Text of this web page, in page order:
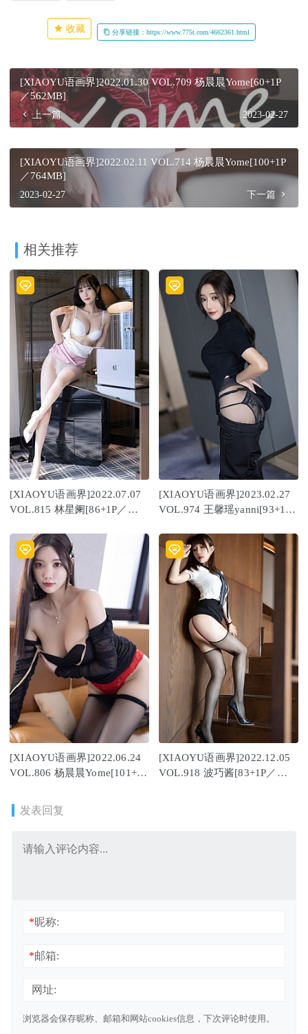
收藏 分享链接：https://www.775t.com/4662361.html
[XIAOYU语画界]2022.01.30 VOL.709 杨晨晨Yome[60+1P
／562MB]
上一篇 2023-02-27
[XIAOYU语画界]2022.02.11 VOL.714 杨晨晨Yome[100+1P
／764MB]
2023-02-27 下一篇
相关推荐
[XIAOYU语画界]2022.07.07
VOL.815 林星阑[86+1P／
[XIAOYU语画界]2023.02.27
VOL.974 王馨瑶yanni[93+1P
[XIAOYU语画界]2022.06.24
VOL.806 杨晨晨Yome[101+1P
[XIAOYU语画界]2022.12.05
VOL.918 波巧酱[83+1P／
发表回复
*昵称:
*邮箱:
网址:
浏览器会保存昵称、邮箱和网站cookies信息，下次评论时使用。